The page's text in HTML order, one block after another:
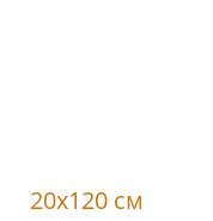
20x120 см